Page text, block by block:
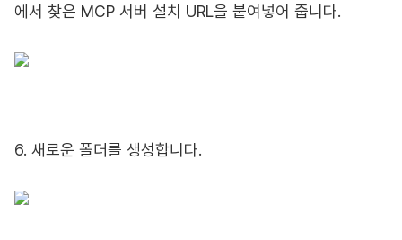
에서 찾은 MCP 서버 설치 URL을 붙여넣어 줍니다.
6. 새로운 폴더를 생성합니다.